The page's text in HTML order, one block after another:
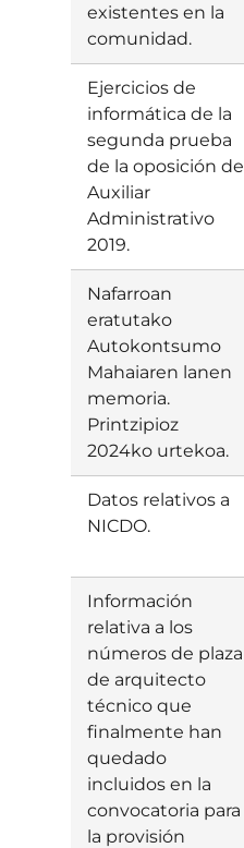
existentes en la
comunidad.
Ejercicios de
informática de la
segunda prueba
de la oposición de
Auxiliar
Administrativo
2019.
Nafarroan
eratutako
Autokontsumo
Mahaiaren lanen
memoria.
Printzipioz
2024ko urtekoa.
Datos relativos a
NICDO.
Información
relativa a los
números de plaza
de arquitecto
técnico que
finalmente han
quedado
incluidos en la
convocatoria para
la provisión